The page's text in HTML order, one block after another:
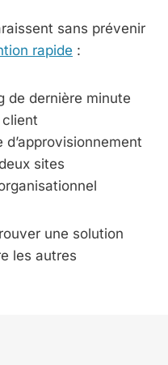
sans prévenir
rapide :
de dernière minute
client
sites
une solution
les autres